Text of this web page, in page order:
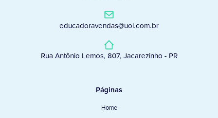
educadoravendas@uol.com.br
Rua Antônio Lemos, 807, Jacarezinho - PR
Páginas
Home